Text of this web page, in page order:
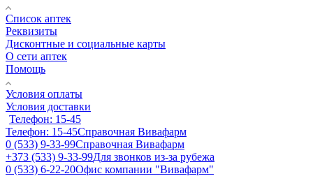
Список аптек
Реквизиты
Дисконтные и социальные карты
О сети аптек
Помощь
Условия оплаты
Условия доставки
Телефон: 15-45
Телефон: 15-45Справочная Вивафарм
0 (533) 9-33-99Справочная Вивафарм
+373 (533) 9-33-99Для звонков из-за рубежа
0 (533) 6-22-20Офис компании "Вивафарм"